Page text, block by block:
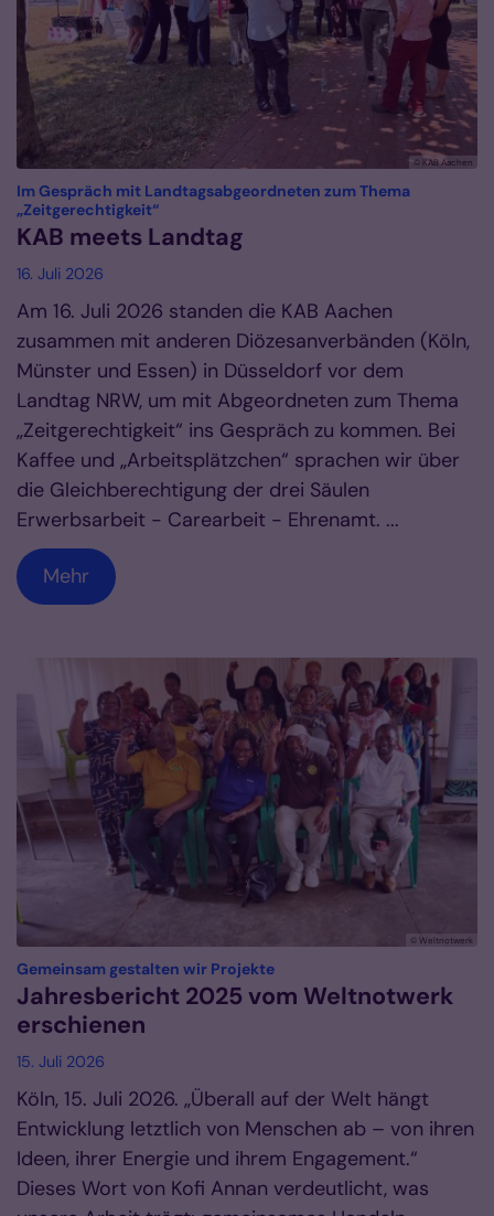
© KAB Aachen
Im Gespräch mit Landtagsabgeordneten zum Thema
„Zeitgerechtigkeit“:
KAB meets Landtag
16. Juli 2026
Am 16. Juli 2026 standen die KAB Aachen
zusammen mit anderen Diözesanverbänden (Köln,
Münster und Essen) in Düsseldorf vor dem
Landtag NRW, um mit Abgeordneten zum Thema
„Zeitgerechtigkeit“ ins Gespräch zu kommen. Bei
Kaffee und „Arbeitsplätzchen“ sprachen wir über
die Gleichberechtigung der drei Säulen
Erwerbsarbeit - Carearbeit - Ehrenamt. ...
Mehr
© Weltnotwerk
Gemeinsam gestalten wir Projekte:
Jahresbericht 2025 vom Weltnotwerk
erschienen
15. Juli 2026
Köln, 15. Juli 2026. „Überall auf der Welt hängt
Entwicklung letztlich von Menschen ab – von ihren
Ideen, ihrer Energie und ihrem Engagement.“
Dieses Wort von Kofi Annan verdeutlicht, was